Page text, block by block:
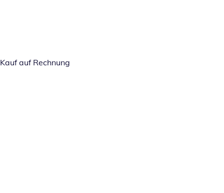
Kauf auf Rechnung